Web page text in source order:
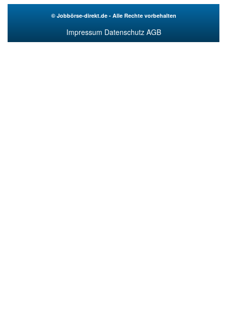
© Jobbörse-direkt.de - Alle Rechte vorbehalten
Impressum Datenschutz AGB